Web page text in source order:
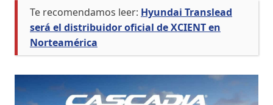
Te recomendamos leer: Hyundai Translead
será el distribuidor oficial de XCIENT en
Norteamérica